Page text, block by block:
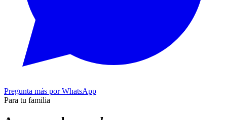
Pregunta más por WhatsApp
Para tu familia